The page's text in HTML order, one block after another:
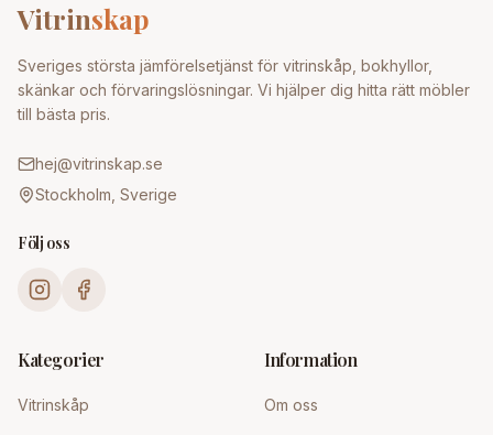
Vitrinskap
Sveriges största jämförelsetjänst för vitrinskåp, bokhyllor,
skänkar och förvaringslösningar. Vi hjälper dig hitta rätt möbler
till bästa pris.
hej@vitrinskap.se
Stockholm, Sverige
Följ oss
Kategorier
Vitrinskåp
Information
Om oss